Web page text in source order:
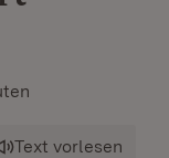
Text vorlesen